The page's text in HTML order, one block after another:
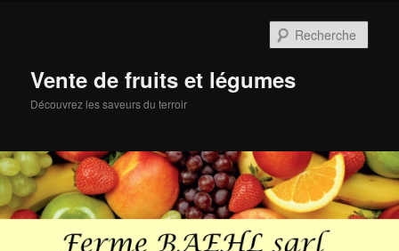
Vente de fruits et légumes
Découvrez les saveurs du terroir